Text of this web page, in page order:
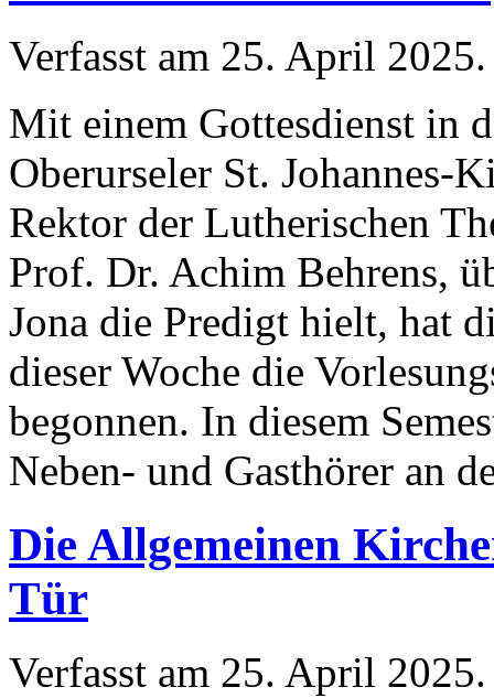
Verfasst am 25. April 2025.
Mit einem Gottesdienst in
Oberurseler St. Johannes-
Rektor der Lutherischen
Prof. Dr. Achim Behrens,
Jona die Predigt hielt, hat
dieser Woche die
begonnen. In diesem
Neben- und Gasthörer an
Die Allgemeinen
Tür
Verfasst am 25. April 2025.